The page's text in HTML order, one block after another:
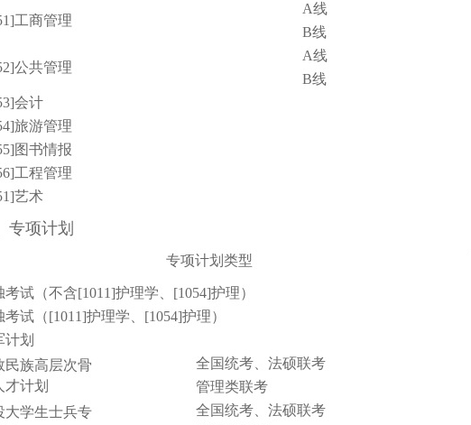
工商管理
A线
B线
公共管理
A线
B线
会计
旅游管理
图书情报
工程管理
艺术
专项计划
专项计划类型
考试（不含[1011]护理学、[1054]护理）
考试（[1011]护理学、[1054]护理）
计划
民族高层次骨
才计划
全国统考、法硕联考
管理类联考
大学生士兵专
全国统考、法硕联考